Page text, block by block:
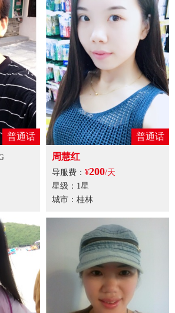
普通话
普通话
周慧红
导服费： ¥200/天
星级：1星
城市：桂林